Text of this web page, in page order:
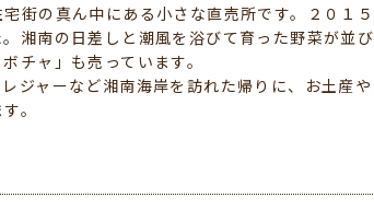
街の真ん中にある小さな直売所です。２０１５
湘南の日差しと潮風を浴びて育った野菜が並び
チャ」も売っています。
ジャーなど湘南海岸を訪れた帰りに、お土産や
。